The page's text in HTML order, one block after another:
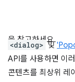
을 참고하세요.
<dialog> 및
API를 사용하면 이
콘텐츠를 최상위 레